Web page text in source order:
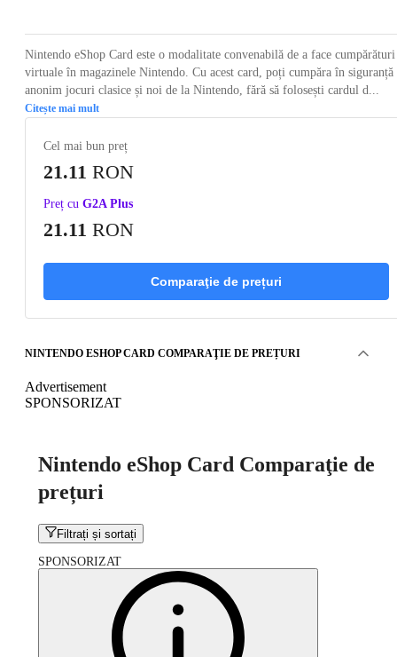
Nintendo eShop Card este o modalitate convenabilă de a face cumpărături
virtuale în magazinele Nintendo. Cu acest card, poți cumpăra în siguranță
anonim jocuri clasice și noi de la Nintendo, fără să folosești cardul d...
Citește mai mult
Cel mai bun preț
21.11 RON
Preț cu G2A Plus
21.11 RON
Comparaţie de prețuri
NINTENDO ESHOP CARD COMPARAŢIE DE PREȚURI
Advertisement
SPONSORIZAT
Nintendo eShop Card Comparaţie de
prețuri
Filtrați și sortați
SPONSORIZAT